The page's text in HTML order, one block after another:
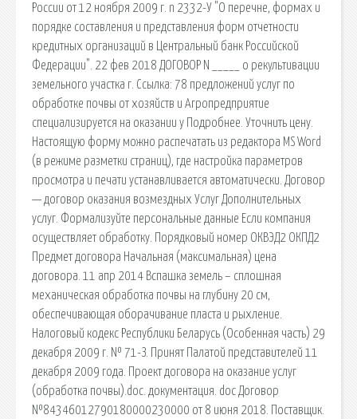
России от 12 ноября 2009 г. n 2332-У "О перечне, формах и
порядке составления и представления форм отчетности
кредитных организаций в Центральный банк Российской
Федерации". 22 фев 2018 ДОГОВОР N _____ о рекультивации
земельного участка г. Ссылка: 78 предложений услуг по
обработке почвы от хозяйств и Агропредприятие
специализируется на оказании у Подробнее. Уточнить цену.
Настоящую форму можно распечатать из редактора MS Word
(в режиме разметки страниц), где настройка параметров
просмотра и печати устанавливается автоматически. Договор
— договор оказания возмездных Услуг Дополнительных
услуг. Формализуйте персональные данные Если компания
осуществляет обработку. Порядковый номер ОКВЭД2 ОКПД2
Предмет договора Начальная (максимальная) цена
договора. 11 апр 2014 Вспашка земель – сплошная
механическая обработка почвы на глубину 20 см,
обеспечивающая оборачивание пласта и рыхление.
Налоговый кодекс Республики Беларусь (Особенная часть) 29
декабря 2009 г. № 71-З. Принят Палатой представителей 11
декабря 2009 года. Проект договора на оказание услуг
(обработка почвы).doc. документация. doc Договор
№84346012790180000230000 от 8 июня 2018. Поставщик.